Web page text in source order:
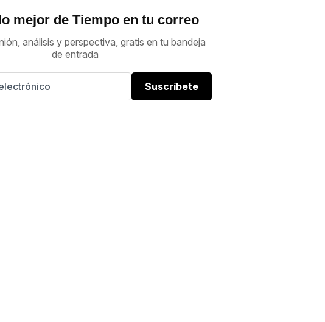
mejor de Tiempo en tu correo
análisis y perspectiva, gratis en tu bandeja
de entrada
Suscríbete